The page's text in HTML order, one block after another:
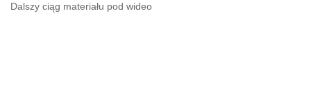
Dalszy ciąg materiału pod wideo